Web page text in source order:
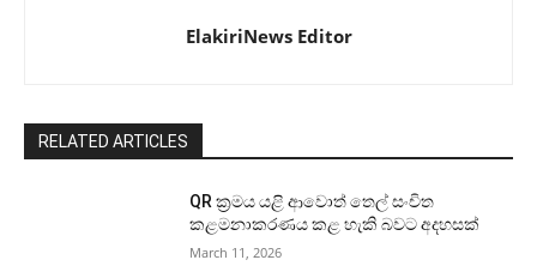
ElakiriNews Editor
RELATED ARTICLES
QR ක්‍රමය යළි ආවොත් තෙල් සංචිත
කළමනාකරණය කළ හැකි බවට අදහසක්
March 11, 2026